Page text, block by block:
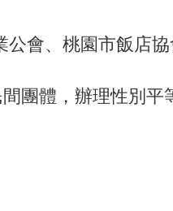
會、桃園市飯店
團體，辦理性別平